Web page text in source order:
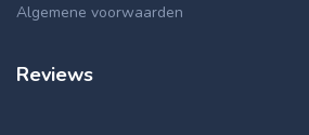
Algemene voorwaarden
Reviews